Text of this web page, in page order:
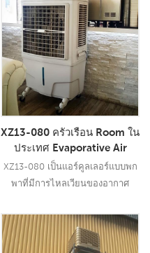
XZ13-080 ครัวเรือน Room ใน
ประเทศ Evaporative Air
Cooler แบบพกพา Water Air
Cooler
XZ13-080 เป็นแอร์คูลเลอร์แบบพก
พาที่มีการไหลเวียนของอากาศ
รีโมทคอนโทรล
อ่านเพิ่มเติม